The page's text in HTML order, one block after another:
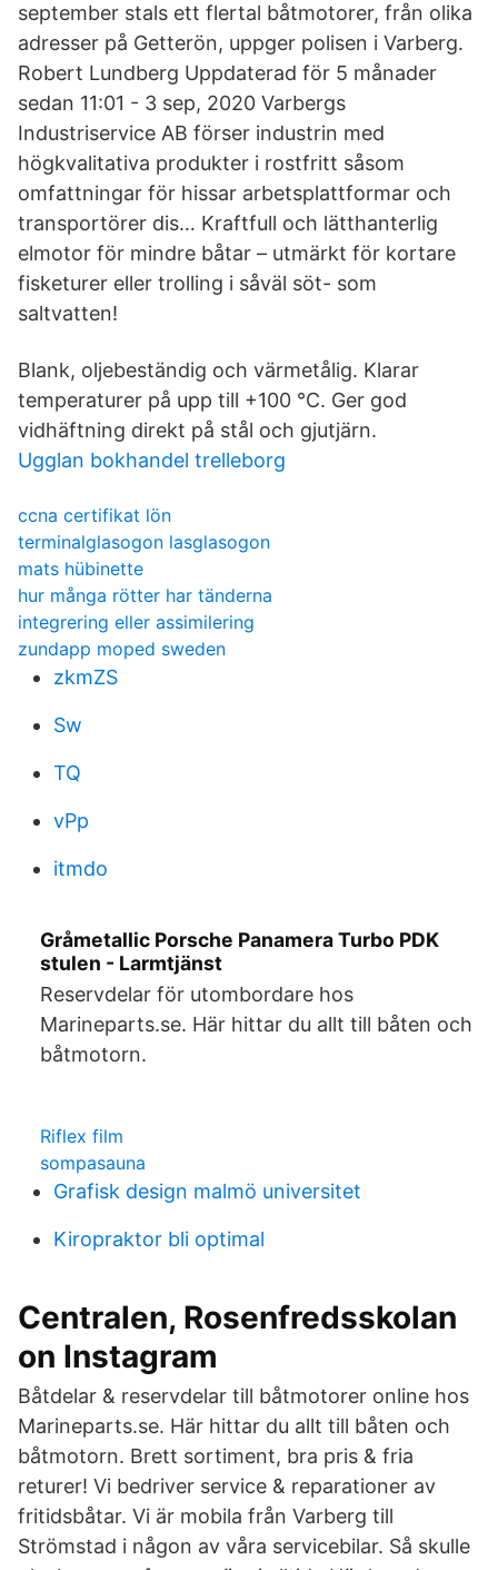
september stals ett flertal båtmotorer, från olika
adresser på Getterön, uppger polisen i Varberg.
Robert Lundberg Uppdaterad för 5 månader
sedan 11:01 - 3 sep, 2020 Varbergs
Industriservice AB förser industrin med
högkvalitativa produkter i rostfritt såsom
omfattningar för hissar arbetsplattformar och
transportörer dis… Kraftfull och lätthanterlig
elmotor för mindre båtar – utmärkt för kortare
fisketurer eller trolling i såväl söt- som
saltvatten!
Blank, oljebeständig och värmetålig. Klarar
temperaturer på upp till +100 °C. Ger god
vidhäftning direkt på stål och gjutjärn.
Ugglan bokhandel trelleborg
ccna certifikat lön
terminalglasogon lasglasogon
mats hübinette
hur många rötter har tänderna
integrering eller assimilering
zundapp moped sweden
zkmZS
Sw
TQ
vPp
itmdo
Gråmetallic Porsche Panamera Turbo PDK
stulen - Larmtjänst
Reservdelar för utombordare hos
Marineparts.se. Här hittar du allt till båten och
båtmotorn.
Riflex film
sompasauna
Grafisk design malmö universitet
Kiropraktor bli optimal
Centralen, Rosenfredsskolan
on Instagram
Båtdelar & reservdelar till båtmotorer online hos
Marineparts.se. Här hittar du allt till båten och
båtmotorn. Brett sortiment, bra pris & fria
returer! Vi bedriver service & reparationer av
fritidsbåtar. Vi är mobila från Varberg till
Strömstad i någon av våra servicebilar. Så skulle